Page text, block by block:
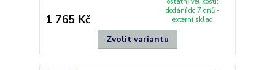
1 765 Kč
dodání do 7 dnů -
externí sklad
Zvolit variantu